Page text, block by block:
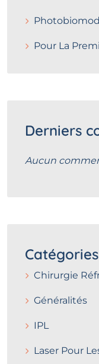
Pour La
Derniers
Aucun
Catégories
Chirurgie
Généralités
IPL
Laser Pour